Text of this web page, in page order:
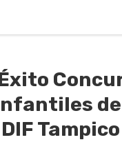
Tampico